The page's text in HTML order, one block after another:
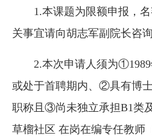
1.本课题为限额申报，
关事宜请向胡志军副院长咨询
2.本次申请人须为
或处于首聘期内、②具有博
职称且③尚未独立承担B1类
草榴社区 在岗在编专任教师